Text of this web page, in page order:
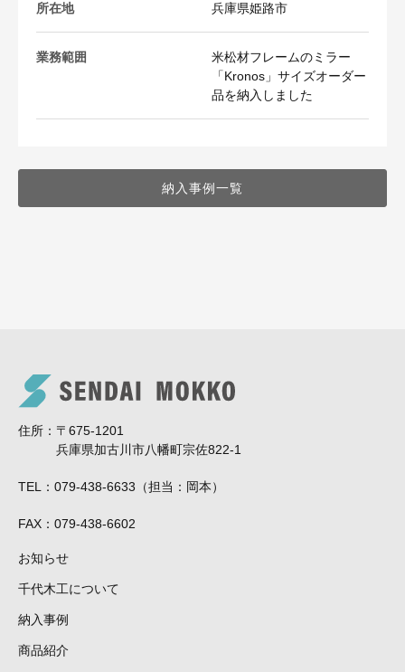
所在地 兵庫県姫路市
業務範囲
米松材フレームのミラー
「Kronos」サイズオーダー
品を納入しました
納入事例一覧
住所
〒675-1201
兵庫県加古川市八幡町宗佐822-1
TEL 079-438-6633（担当：岡本）
FAX 079-438-6602
お知らせ
千代木工について
納入事例
商品紹介